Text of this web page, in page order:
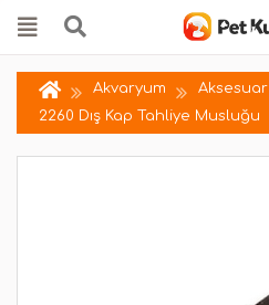
Akvaryum Aksesuar
2260 Dış Kap Tahliye Musluğu